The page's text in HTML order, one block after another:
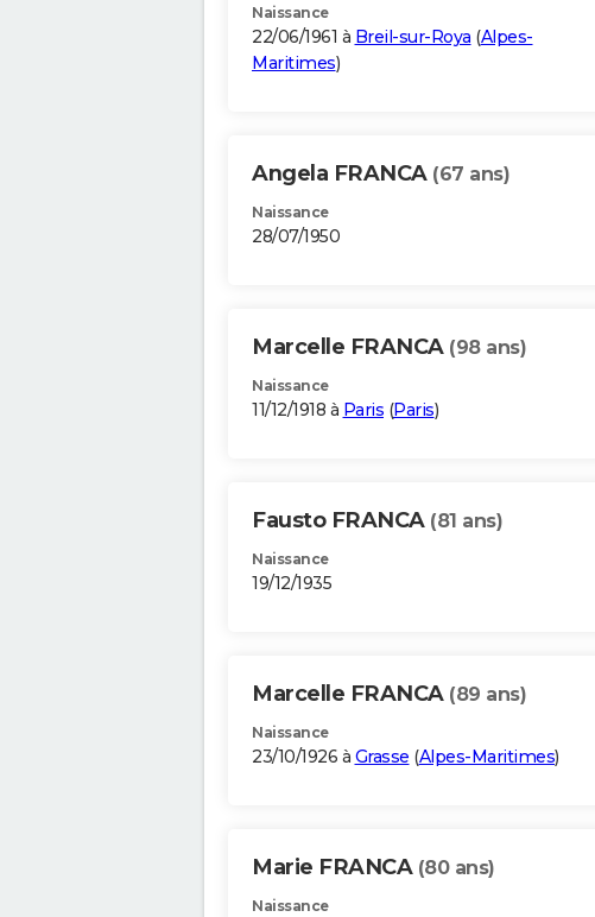
Naissance
22/06/1961 à Breil-sur-Roya (Alpes-
Maritimes)
Angela FRANCA (67 ans)
Naissance
28/07/1950
Marcelle FRANCA (98 ans)
Naissance
11/12/1918 à Paris (Paris)
Fausto FRANCA (81 ans)
Naissance
19/12/1935
Marcelle FRANCA (89 ans)
Naissance
23/10/1926 à Grasse (Alpes-Maritimes)
Marie FRANCA (80 ans)
Naissance